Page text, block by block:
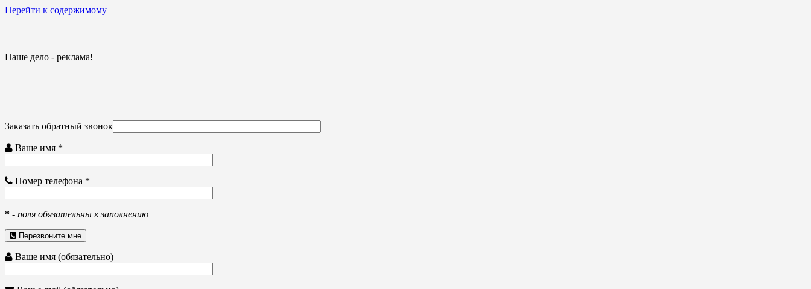
Перейти к содержимому
Наше дело - реклама!
Заказать обратный звонок
Ваше имя *
Номер телефона *
* - поля обязательны к заполнению
Перезвоните мне
Ваше имя (обязательно)